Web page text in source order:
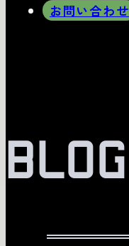
お問い合わせ
BLOG